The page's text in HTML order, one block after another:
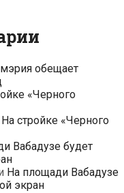
обещает
«Черного
На стройке «Черного
Вабадузе будет
На площади Вабадузе
экран